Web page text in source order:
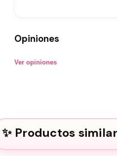
Opiniones
Ver opiniones
Productos